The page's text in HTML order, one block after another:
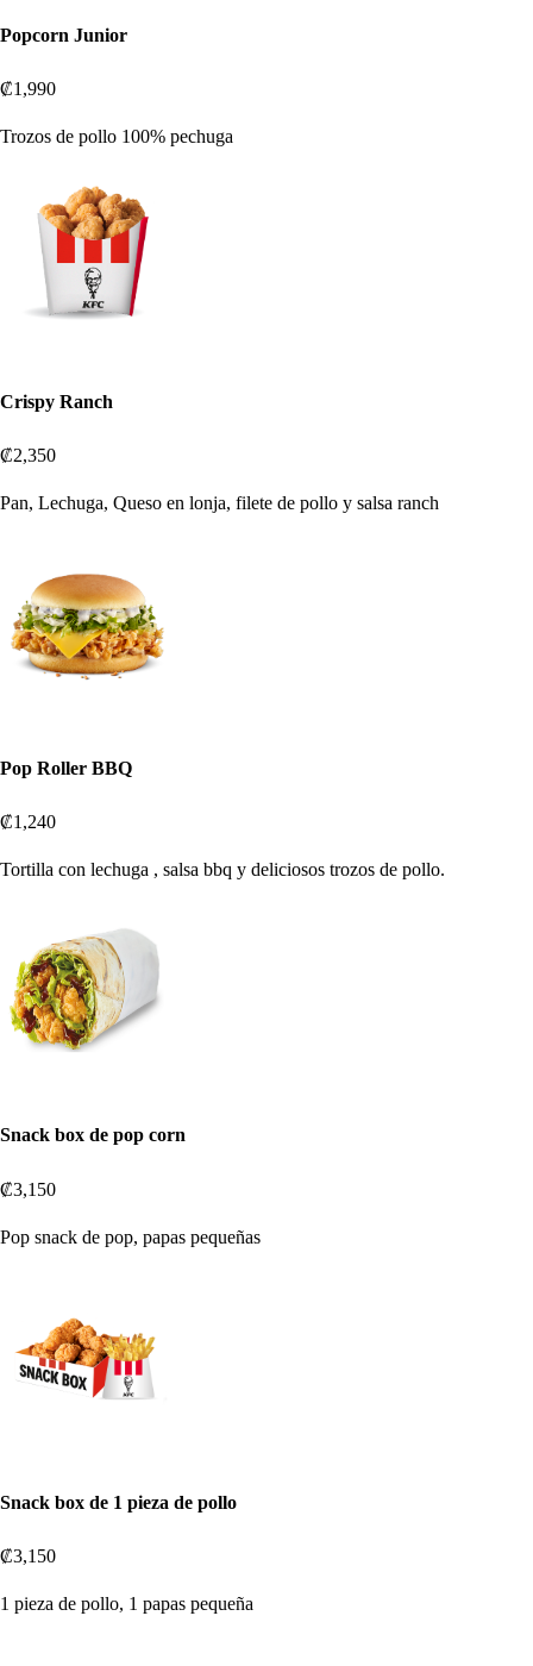
Popcorn Junior
₡1,990
Trozos de pollo 100% pechuga
Crispy Ranch
₡2,350
Pan, Lechuga, Queso en lonja, filete de pollo y salsa ranch
Pop Roller BBQ
₡1,240
Tortilla con lechuga , salsa bbq y deliciosos trozos de pollo.
Snack box de pop corn
₡3,150
Pop snack de pop, papas pequeñas
Snack box de 1 pieza de pollo
₡3,150
1 pieza de pollo, 1 papas pequeña